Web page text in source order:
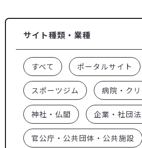
サイト種類・業種
すべて ポータルサイト
スポーツジム 病院・ク
神社・仏閣 企業・社団
官公庁・公共団体・公共施設